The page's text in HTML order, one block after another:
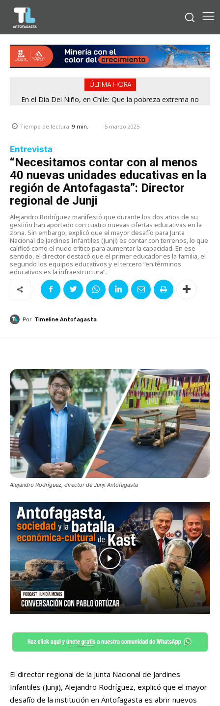
ÚLTIMA HORA
En el Día Del Niño, en Chile: Que la pobreza extrema no
Presidente regional del PDG adelantó que entregarán toda
Tiempo de lectura: 9 min. 5 marzo 2025
Entrevista
“Necesitamos contar con al menos
40 nuevas unidades educativas en la
región de Antofagasta”: Director
regional de Junji
Alejandro Rodríguez manifestó que durante los dos años de su
gestión han aportado con cuatro nuevas ofertas educativas en la
zona. Sin embargo, explicó que el mayor desafío para Junta
Nacional de Jardines Infantiles (Junji) es contar con terrenos, lo que
calificó como el nudo crítico para aumentar la capacidad. En ese
sentido, el director destacó que el primer educador es la familia, el
segundo los equipos educativos y el tercero “en términos
educativos es la infraestructura”.
Por Timeline Antofagasta
Alejandro Rodríguez, director de Junji Antofagasta
El director regional de la Junta Nacional de Jardines
Infantiles (Junji), Alejandro Rodríguez, explicó que el mayor
desafío de la institución en Antofagasta es abrir nuevos